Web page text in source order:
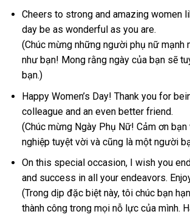
Cheers to strong and amazing women
day be as wonderful as you are.
(Chúc mừng những người phụ nữ mạnh
như bạn! Mong rằng ngày của bạn sẽ
bạn.)
Happy Women’s Day! Thank you for
colleague and an even better friend.
(Chúc mừng Ngày Phụ Nữ! Cảm ơn
nghiệp tuyệt vời và cũng là một người
On this special occasion, I wish you
and success in all your endeavors.
(Trong dịp đặc biệt này, tôi chúc bạn
thành công trong mọi nỗ lực của mình.